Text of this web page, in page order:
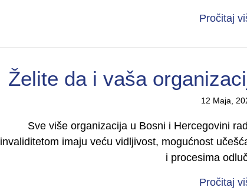
Pročitaj
Želite da i vaša
12 Maja,
Sve više organizacija u Bosni i Hercegovini
invaliditetom imaju veću vidljivost, mogućnost
i procesima
Pročitaj